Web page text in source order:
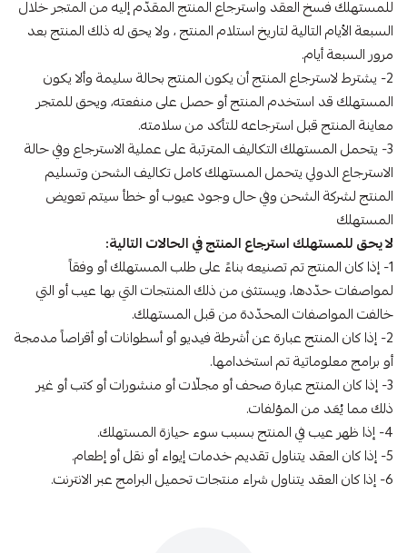
للمستهلك فسخ العقد واسترجاع المنتج المقدّم إليه من المتجر خلال
السبعة الأيام التالية لتاريخ استلام المنتج ، ولا يحق له ذلك المنتج بعد
مرور السبعة أيام.
2- يشترط لاسترجاع المنتج أن يكون المنتج بحالة سليمة وألا يكون
المستهلك قد استخدم المنتج أو حصل على منفعته، ويحق للمتجر
معاينة المنتج قبل استرجاعه للتأكد من سلامته.
3- يتحمل المستهلك التكاليف المترتبة على عملية الاسترجاع وفي حالة
الاسترجاع الدولي يتحمل المستهلك كامل تكاليف الشحن وتسليم
المنتج لشركة الشحن وفي حال وجود عيوب أو خطأ سيتم تعويض
المستهلك
لا يحق للمستهلك استرجاع المنتج في الحالات التالية:
1- إذا كان المنتج تم تصنيعه بناءً على طلب المستهلك أو وفقاً
لمواصفات حدّدها، ويستثنى من ذلك المنتجات التي بها عيب أو التي
خالفت المواصفات المحدّدة من قبل المستهلك.
2- إذا كان المنتج عبارة عن أشرطة فيديو أو أسطوانات أو أقراصاً مدمجة
أو برامج معلوماتية تم استخدامها.
3- إذا كان المنتج عبارة صحف أو مجلّات أو منشورات أو كتب أو غير
ذلك مما يُعَد من المؤلفات.
4- إذا ظهر عيب في المنتج بسبب سوء حيازة المستهلك.
5- إذا كان العقد يتناول تقديم خدمات إيواء أو نقل أو إطعام.
6- إذا كان العقد يتناول شراء منتجات تحميل البرامج عبر الانترنت.